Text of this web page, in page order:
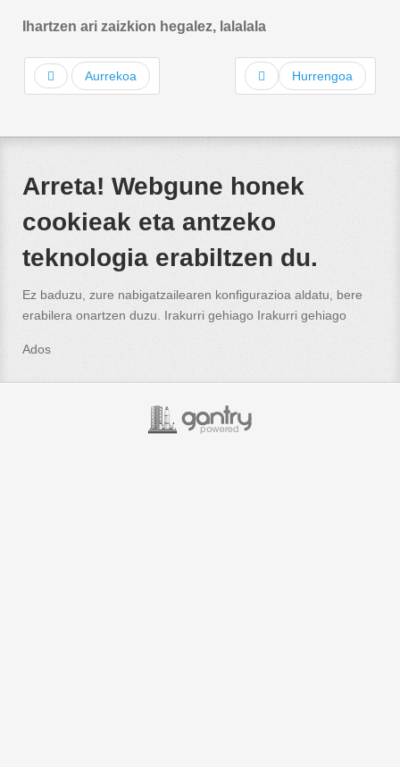
Ihartzen ari zaizkion hegalez, lalalala
Aurrekoa Hurrengoa
Arreta! Webgune honek
cookieak eta antzeko
teknologia erabiltzen du.
Ez baduzu, zure nabigatzailearen konfigurazioa aldatu, bere
erabilera onartzen duzu. Irakurri gehiago Irakurri gehiago
Ados